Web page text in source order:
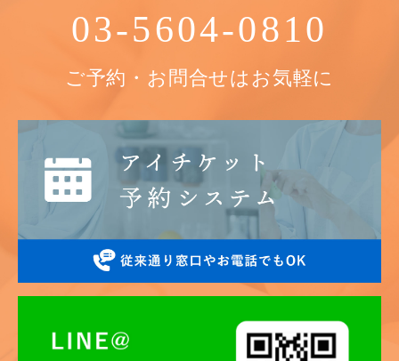
03-5604-0810
ご予約・お問合せはお気軽に